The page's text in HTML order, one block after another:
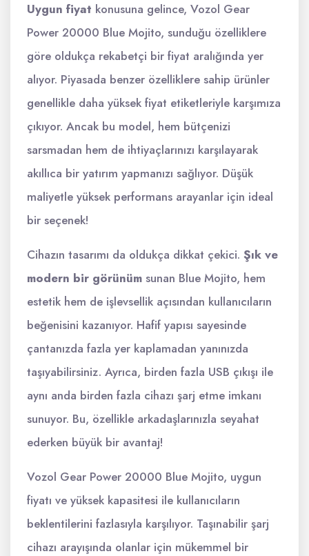
Uygun fiyat konusuna gelince, Vozol Gear
Power 20000 Blue Mojito, sunduğu özelliklere
göre oldukça rekabetçi bir fiyat aralığında yer
alıyor. Piyasada benzer özelliklere sahip ürünler
genellikle daha yüksek fiyat etiketleriyle karşımıza
çıkıyor. Ancak bu model, hem bütçenizi
sarsmadan hem de ihtiyaçlarınızı karşılayarak
akıllıca bir yatırım yapmanızı sağlıyor. Düşük
maliyetle yüksek performans arayanlar için ideal
bir seçenek!
Cihazın tasarımı da oldukça dikkat çekici. Şık ve
modern bir görünüm sunan Blue Mojito, hem
estetik hem de işlevsellik açısından kullanıcıların
beğenisini kazanıyor. Hafif yapısı sayesinde
çantanızda fazla yer kaplamadan yanınızda
taşıyabilirsiniz. Ayrıca, birden fazla USB çıkışı ile
aynı anda birden fazla cihazı şarj etme imkanı
sunuyor. Bu, özellikle arkadaşlarınızla seyahat
ederken büyük bir avantaj!
Vozol Gear Power 20000 Blue Mojito, uygun
fiyatı ve yüksek kapasitesi ile kullanıcıların
beklentilerini fazlasıyla karşılıyor. Taşınabilir şarj
cihazı arayışında olanlar için mükemmel bir